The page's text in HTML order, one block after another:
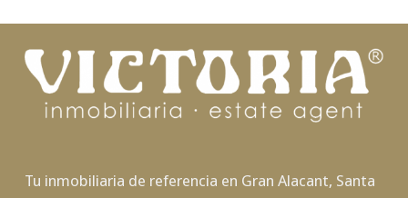
Tu inmobiliaria de referencia en Gran Alacant, Santa